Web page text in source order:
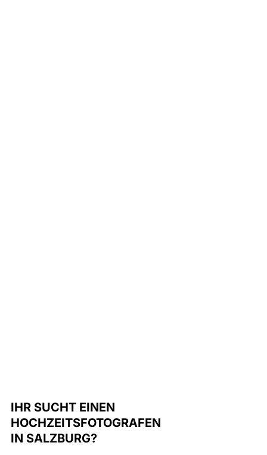
IHR SUCHT EINEN
HOCHZEITSFOTOGRAFEN
IN SALZBURG?